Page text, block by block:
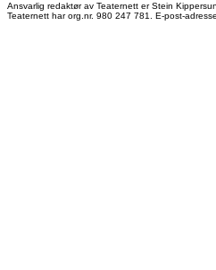
Ansvarlig redaktør av Teaternett er Stein
Teaternett har org.nr. 980 247 781. E-post-